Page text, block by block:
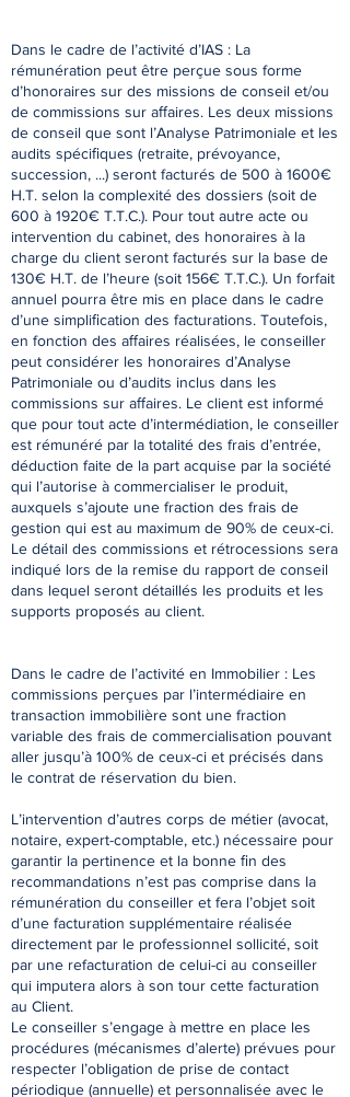
Dans le cadre de l’activité d’IAS : La
rémunération peut être perçue sous forme
d’honoraires sur des missions de conseil et/ou
de commissions sur aﬀaires. Les deux missions
de conseil que sont l’Analyse Patrimoniale et les
audits spéciﬁques (retraite, prévoyance,
succession, ...) seront facturés de 500 à 1600€
H.T. selon la complexité des dossiers (soit de
600 à 1920€ T.T.C.). Pour tout autre acte ou
intervention du cabinet, des honoraires à la
charge du client seront facturés sur la base de
130€ H.T. de l’heure (soit 156€ T.T.C.). Un forfait
annuel pourra être mis en place dans le cadre
d’une simpliﬁcation des facturations. Toutefois,
en fonction des aﬀaires réalisées, le conseiller
peut considérer les honoraires d’Analyse
Patrimoniale ou d’audits inclus dans les
commissions sur aﬀaires. Le client est informé
que pour tout acte d’intermédiation, le conseiller
est rémunéré par la totalité des frais d’entrée,
déduction faite de la part acquise par la société
qui l’autorise à commercialiser le produit,
auxquels s’ajoute une fraction des frais de
gestion qui est au maximum de 90% de ceux-ci.
Le détail des commissions et rétrocessions sera
indiqué lors de la remise du rapport de conseil
dans lequel seront détaillés les produits et les
supports proposés au client.
Dans le cadre de l’activité en Immobilier : Les
commissions perçues par l’intermédiaire en
transaction immobilière sont une fraction
variable des frais de commercialisation pouvant
aller jusqu’à 100% de ceux-ci et précisés dans
le contrat de réservation du bien.
L’intervention d’autres corps de métier (avocat,
notaire, expert-comptable, etc.) nécessaire pour
garantir la pertinence et la bonne ﬁn des
recommandations n’est pas comprise dans la
rémunération du conseiller et fera l’objet soit
d’une facturation supplémentaire réalisée
directement par le professionnel sollicité, soit
par une refacturation de celui-ci au conseiller
qui imputera alors à son tour cette facturation
au Client.
Le conseiller s’engage à mettre en place les
procédures (mécanismes d’alerte) prévues pour
respecter l’obligation de prise de contact
périodique (annuelle) et personnalisée avec le